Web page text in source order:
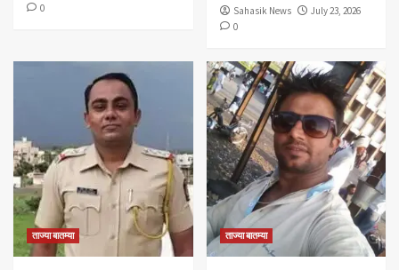
0
Sahasik News
July 23, 2026
0
ताज्या बातम्या ताज्या बातम्या